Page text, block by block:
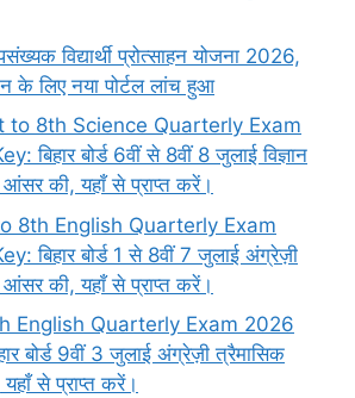
विद्यार्थी प्रोत्साहन योजना 2026,
लिए नया पोर्टल लांच हुआ
to 8th Science Quarterly Exam
बोर्ड 6वीं से 8वीं 8 जुलाई विज्ञान
आंसर की, यहाँ से प्राप्त करें।
8th English Quarterly Exam
बिहार बोर्ड 1 से 8वीं 7 जुलाई अंग्रेज़ी
आंसर की, यहाँ से प्राप्त करें।
English Quarterly Exam 2026
बोर्ड 9वीं 3 जुलाई अंग्रेज़ी त्रैमासिक
से प्राप्त करें।